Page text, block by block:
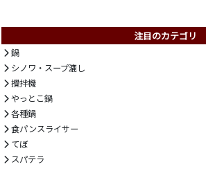
注目のカテゴリ
鍋
シノワ・スープ漉し
攪拌機
やっとこ鍋
各種鍋
食パンスライサー
てぼ
スパテラ